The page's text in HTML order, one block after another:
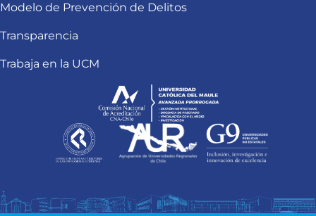
Modelo de Prevención de Delitos
Transparencia
Trabaja en la UCM